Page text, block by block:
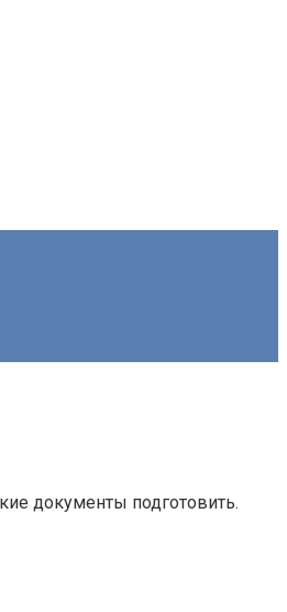
документы подготовить.